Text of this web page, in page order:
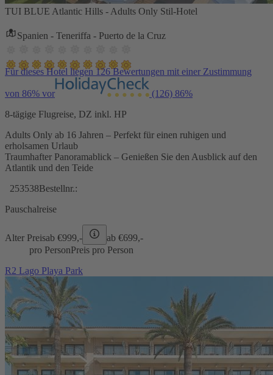
TUI BLUE Atlantic Hills - Adults Only Stil-Hotel
Spanien - Teneriffa - Puerto de la Cruz
Für dieses Hotel liegen 126 Bewertungen mit einer Zustimmung
von 86% vor (126) 86%
8-tägige Flugreise, DZ inkl. HP
Adults Only ab 16 Jahren – Perfekt für einen ruhigen und
erholsamen Urlaub
Traumhafter Panoramablick – Genießen Sie den Ausblick auf den
Atlantik und den Teide
253538Bestellnr.:
Pauschalreise
Alter Preisab €999,- ab €699,-
pro PersonPreis pro Person
R2 Lago Playa Park